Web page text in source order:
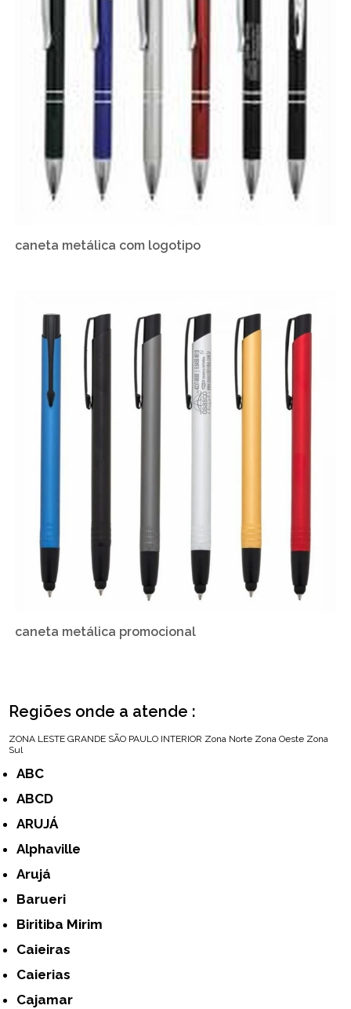
caneta metálica com logotipo
caneta metálica promocional
Regiões onde a atende :
ZONA LESTE GRANDE SÃO PAULO INTERIOR Zona Norte Zona Oeste Zona
Sul
ABC
ABCD
ARUJÁ
Alphaville
Arujá
Barueri
Biritiba Mirim
Caieiras
Caierias
Cajamar